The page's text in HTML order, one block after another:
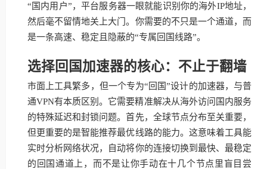
“国内用户”，平台服务器一眼就能识别你的海外IP地址，
然后毫不留情地关上大门。你需要的不只是一个通道，而
是一条高速、稳定且隐蔽的“专属回国线路”。
选择回国加速器的核心：不止于翻墙
市面上工具繁多，但一个专为“回国”设计的加速器，与普
通VPN有本质区别。它需要精准解决从海外访问国内服务
的特殊延迟和封锁问题。首先，全球节点分布至关重要，
但更重要的是智能推荐最优线路的能力。这意味着工具能
实时分析网络状况，自动将你的连接切换到最快、最稳定
的回国通道上，而不是让你手动在十几个节点里盲目尝